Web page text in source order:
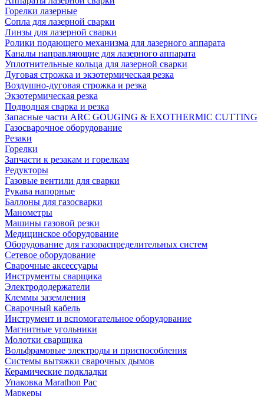
Горелки лазерные
Сопла для лазерной сварки
Линзы для лазерной сварки
Ролики подающего механизма для лазерного аппарата
Каналы направляющие для лазерного аппарата
Уплотнительные кольца для лазерной сварки
Дуговая строжка и экзотермическая резка
Воздушно-дуговая строжка и резка
Экзотермическая резка
Подводная сварка и резка
Запасные части ARC GOUGING & EXOTHERMIC CUTTING
Газосварочное оборудование
Резаки
Горелки
Запчасти к резакам и горелкам
Редукторы
Газовые вентили для сварки
Рукава напорные
Баллоны для газосварки
Манометры
Машины газовой резки
Медицинское оборудование
Оборудование для газораспределительных систем
Сетевое оборудование
Сварочные аксессуары
Инструменты сварщика
Электрододержатели
Клеммы заземления
Сварочный кабель
Инструмент и вспомогательное оборудование
Магнитные угольники
Молотки сварщика
Вольфрамовые электроды и приспособления
Системы вытяжки сварочных дымов
Керамические подкладки
Упаковка Marathon Pac
Маркеры